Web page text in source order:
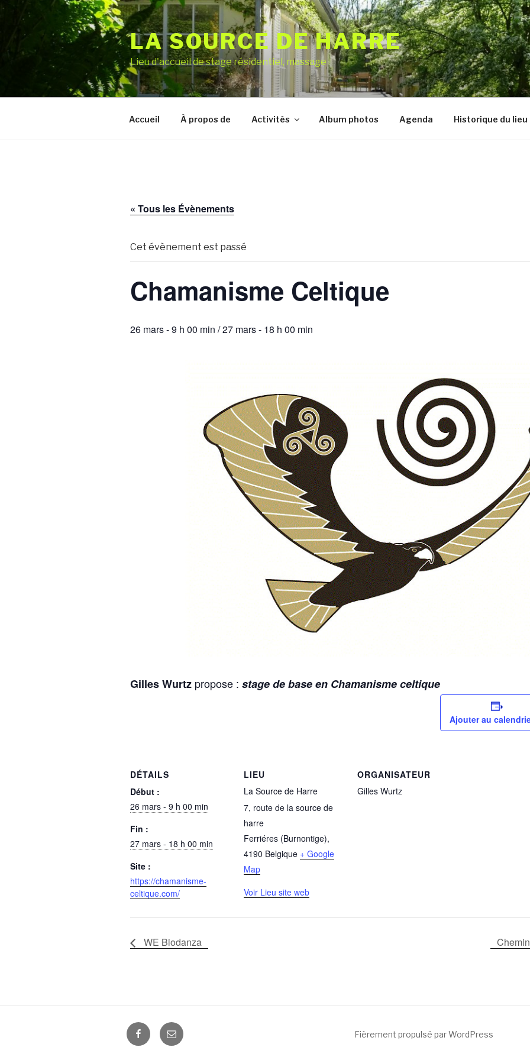
Aller
contenu
principal
LA SOURCE DE HARRE
Lieu d'accueil de stage résidentiel, massage
Accueil À propos de Activités Album photos Agenda Historique du lieu
« Tous les Évènements
Cet évènement est passé
Chamanisme Celtique
26 mars - 9 h 00 min /27 mars - 18 h 00 min
Gilles Wurtz propose : stage de base en Chamanisme celtique
Ajouter au
DÉTAILS
Début :
26 mars - 9 h 00 min
Fin :
27 mars - 18 h 00 min
Site :
https://chamanisme-
celtique.com/
LIEU
La Source de Harre
7, route de la source de
harre
Ferriéres (Burnontige),
4190 Belgique + Google
Map
Voir Lieu site web
ORGANISATEUR
Gilles Wurtz
WE Biodanza
Facebook
E-
mail
Fièrement propulsé par WordPress